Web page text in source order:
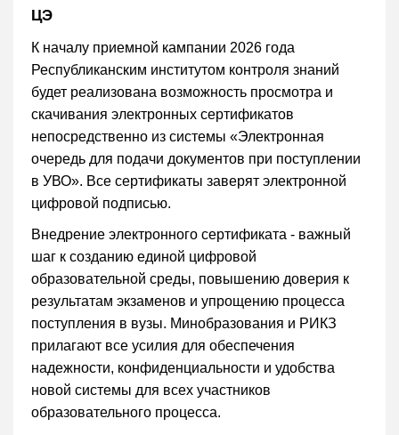
ЦЭ
К началу приемной кампании 2026 года
Республиканским институтом контроля знаний
будет реализована возможность просмотра и
скачивания электронных сертификатов
непосредственно из системы «Электронная
очередь для подачи документов при поступлении
в УВО». Все сертификаты заверят электронной
цифровой подписью.
Внедрение электронного сертификата - важный
шаг к созданию единой цифровой
образовательной среды, повышению доверия к
результатам экзаменов и упрощению процесса
поступления в вузы. Минобразования и РИКЗ
прилагают все усилия для обеспечения
надежности, конфиденциальности и удобства
новой системы для всех участников
образовательного процесса.